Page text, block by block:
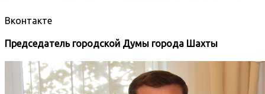
Вконтакте
Председатель городской Думы города Шахты